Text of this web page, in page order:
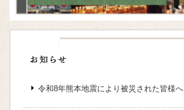
令和8年熊本地震により被災された皆様へ